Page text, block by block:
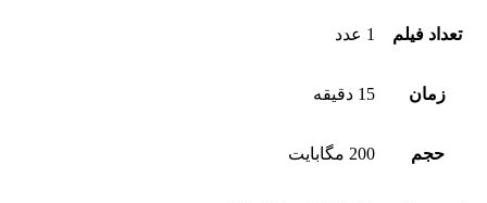
تعداد فیلم 1 عدد
زمان 15 دقیقه
حجم 200 مگابایت